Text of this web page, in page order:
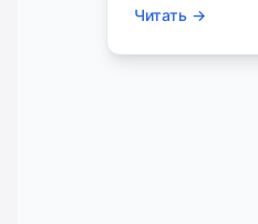
частых проблем.
Читать →